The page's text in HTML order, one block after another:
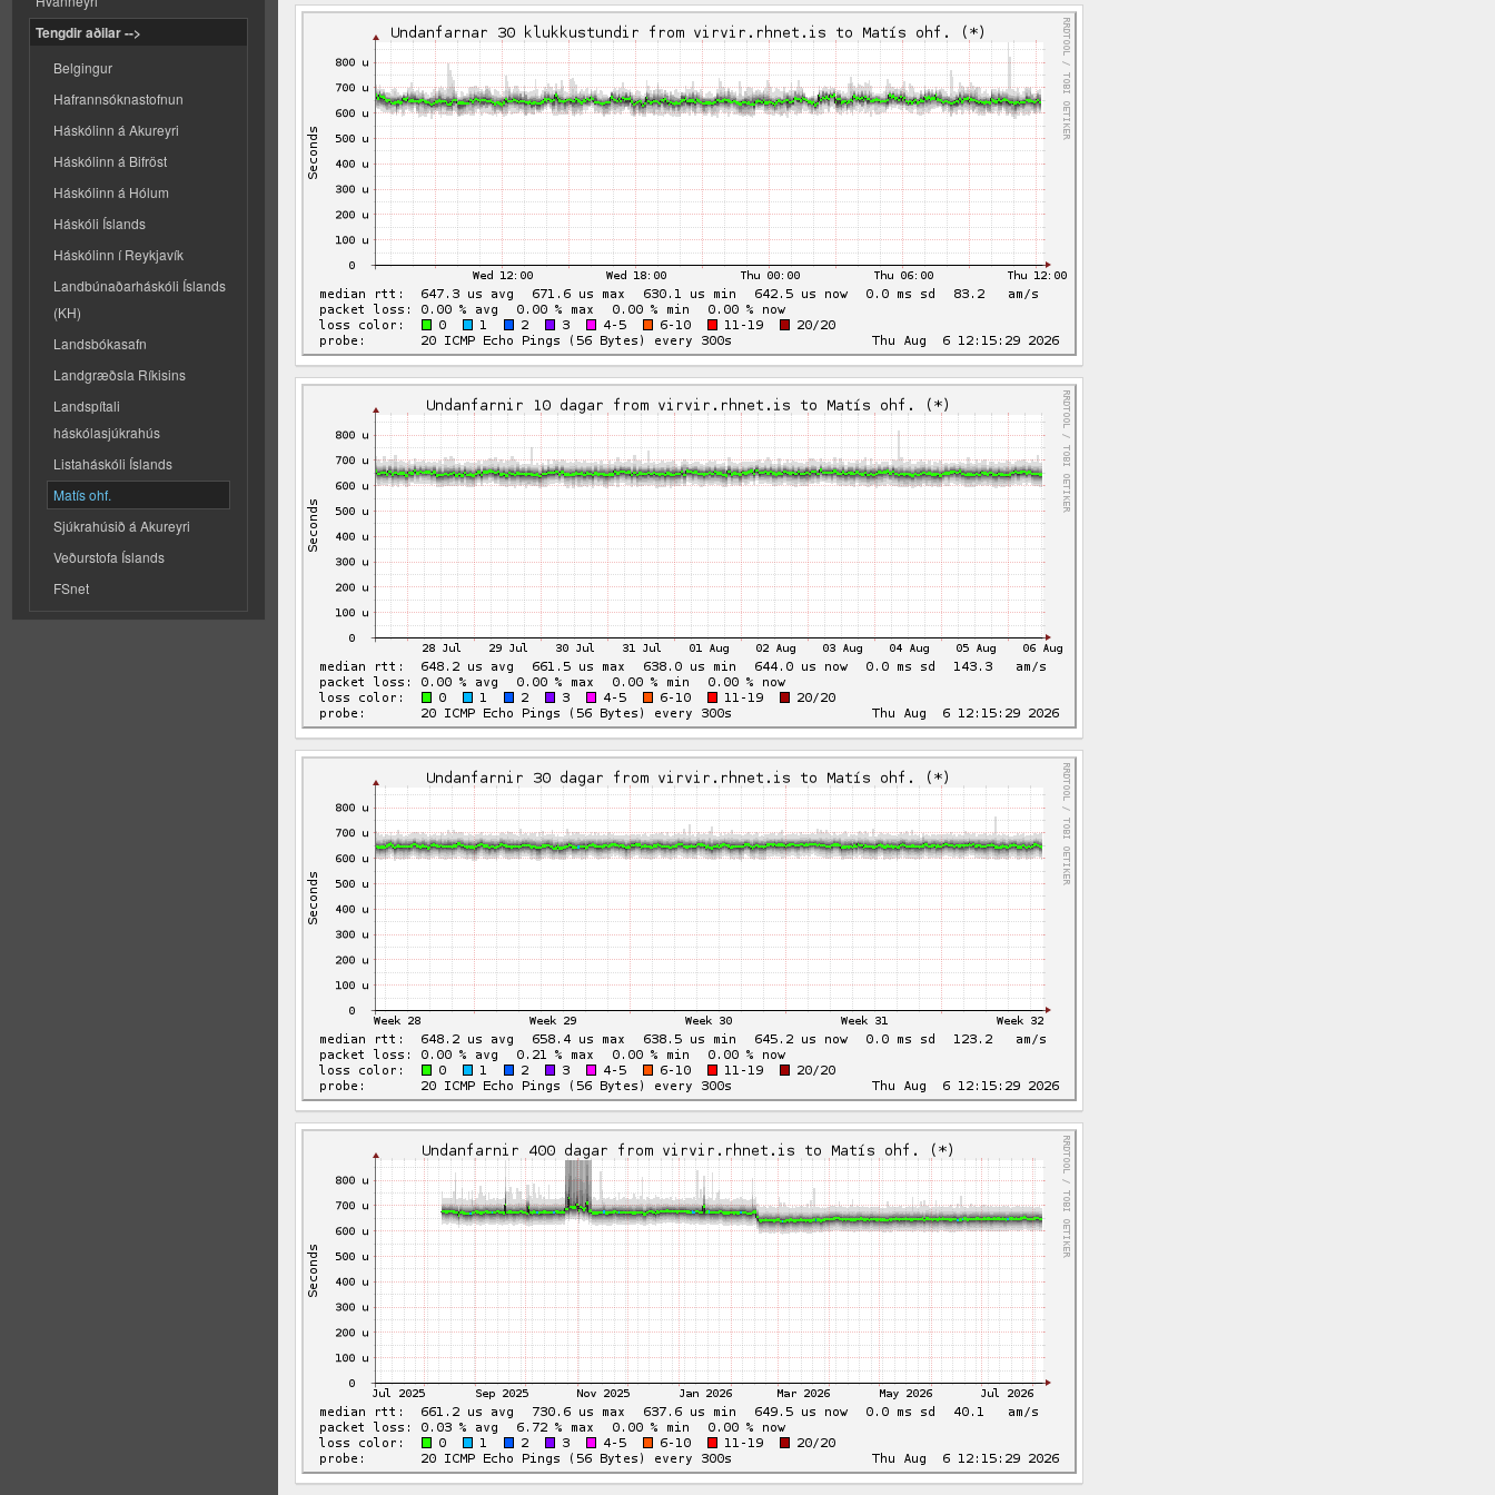
Tengdir aðilar -->
Belgingur
Hafrannsóknastofnun
Háskólinn á Akureyri
Háskólinn á Bifröst
Háskólinn á Hólum
Háskóli Íslands
Háskólinn í Reykjavík
Landbúnaðarháskóli Íslands
(KH)
Landsbókasafn
Landgræðsla Ríkisins
Landspítali
háskólasjúkrahús
Listaháskóli Íslands
Matís ohf.
Sjúkrahúsið á Akureyri
Veðurstofa Íslands
FSnet